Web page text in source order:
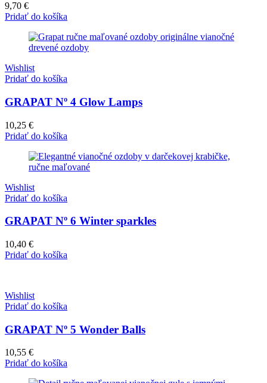
9,70 €
Pridať do košíka
Wishlist
Pridať do košíka
GRAPAT Nº 4 Glow Lamps
10,25 €
Pridať do košíka
Wishlist
Pridať do košíka
GRAPAT Nº 6 Winter sparkles
10,40 €
Pridať do košíka
Wishlist
Pridať do košíka
GRAPAT Nº 5 Wonder Balls
10,55 €
Pridať do košíka